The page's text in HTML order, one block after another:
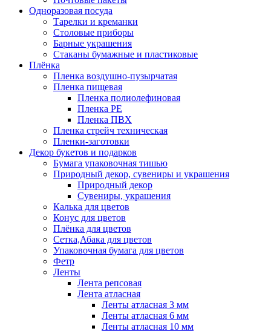
Одноразовая посуда
Тарелки и креманки
Столовые приборы
Барные украшения
Стаканы бумажные и пластиковые
Плёнка
Пленка воздушно-пузырчатая
Пленка пищевая
Пленка полиолефиновая
Пленка PE
Пленка ПВХ
Пленка стрейч техническая
Пленки-заготовки
Декор букетов и подарков
Бумага упаковочная тишью
Природный декор, сувениры и украшения
Природный декор
Сувениры, украшения
Калька для цветов
Конус для цветов
Плёнка для цветов
Сетка,Абака для цветов
Упаковочная бумага для цветов
Фетр
Ленты
Лента репсовая
Лента атласная
Ленты атласная 3 мм
Ленты атласная 6 мм
Ленты атласная 10 мм